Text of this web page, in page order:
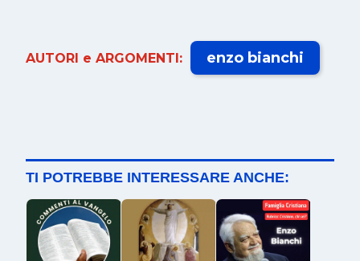
AUTORI e ARGOMENTI: enzo bianchi
TI POTREBBE INTERESSARE ANCHE: